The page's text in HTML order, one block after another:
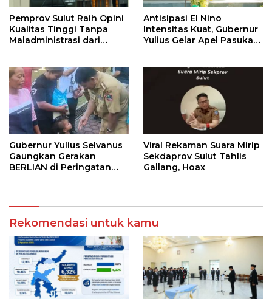
Pemprov Sulut Raih Opini
Kualitas Tinggi Tanpa
Maladministrasi dari
Antisipasi El Nino
Intensitas Kuat, Gubernur
Yulius Gelar Apel Pasukan
Gubernur Yulius Selvanus
Gaungkan Gerakan
BERLIAN di Peringatan
Viral Rekaman Suara Mirip
Sekdaprov Sulut Tahlis
Gallang, Hoax
Rekomendasi untuk kamu